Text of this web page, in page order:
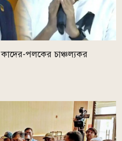
কাদের-পলকের চাঞ্চল্যকর